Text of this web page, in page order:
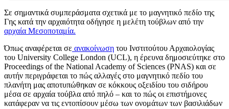
Σε σημαντικά συμπεράσματα σχετικά με το μαγνητικό πεδίο της
Γης κατά την αρχαιότητα οδήγησε η μελέτη τούβλων από την
αρχαία Μεσοποταμία.
Όπως αναφέρεται σε ανακοίνωση του Ινστιτούτου Αρχαιολογίας
του University College London (UCL), η έρευνα δημοσιεύτηκε στο
Proceedings of the National Academy of Sciences (PNAS) και σε
αυτήν περιγράφεται το πώς αλλαγές στο μαγνητικό πεδίο του
πλανήτη μας αποτυπώθηκαν σε κόκκους οξειδίου του σιδήρου
μέσα σε αρχαία τούβλα από πηλό – και το πώς οι επιστήμονες
κατάφεραν να τις εντοπίσουν μέσω των ονομάτων των βασιλιάδων